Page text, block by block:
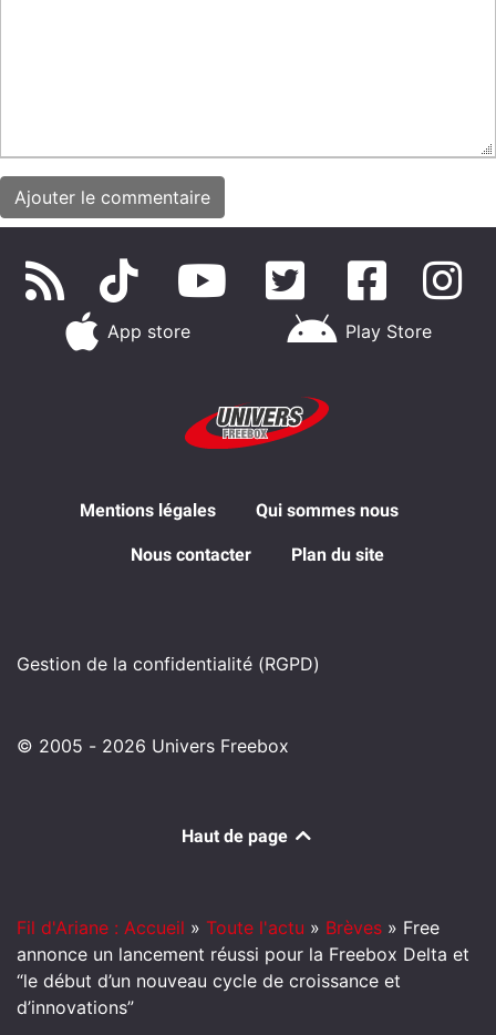
App store Play Store
Mentions légales Qui sommes nous
Nous contacter Plan du site
Gestion de la confidentialité (RGPD)
© 2005 - 2026 Univers Freebox
Haut de page
Fil d'Ariane : Accueil » Toute l'actu » Brèves » Free
annonce un lancement réussi pour la Freebox Delta et
“le début d’un nouveau cycle de croissance et
d’innovations”